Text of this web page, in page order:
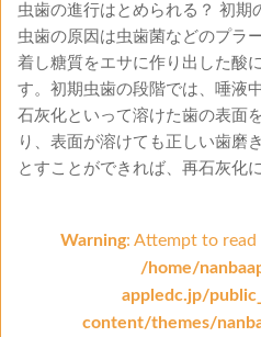
虫歯の進行はとめられる？ 初期
虫歯の原因は虫歯菌などのプラ
着し糖質をエサに作り出した酸
す。初期虫歯の段階では、唾液
石灰化といって溶けた歯の表面
り、表面が溶けても正しい歯磨
とすことができれば、再石灰化
Warning: Attempt to
/home/
appledc.jp/
content/themes/